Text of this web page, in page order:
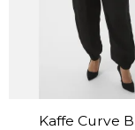
Kaffe Curve